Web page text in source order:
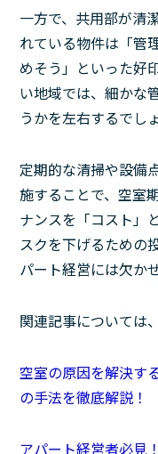
一方で、共用部が清
れている物件は「管
めそう」といった好
い地域では、細かな
うかを左右するでしょ
定期的な清掃や設備
施することで、空室
ナンスを「コスト」
スクを下げるための
パート経営には欠か
関連記事については
空室の原因を解決す
の手法を徹底解説！
アパート経営者必見